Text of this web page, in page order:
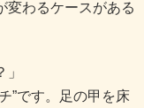
変わるケースがある
”です。足の甲を床